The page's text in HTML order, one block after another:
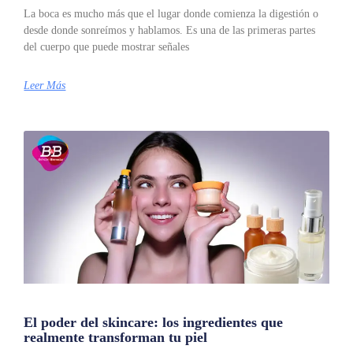
La boca es mucho más que el lugar donde comienza la digestión o
desde donde sonreímos y hablamos. Es una de las primeras partes
del cuerpo que puede mostrar señales
Leer Más
El poder del skincare: los ingredientes que
realmente transforman tu piel